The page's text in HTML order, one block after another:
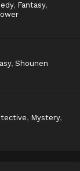
, Fantasy,
, Shounen
, Mystery,